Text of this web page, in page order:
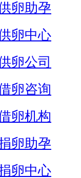
卵助孕
卵中心
卵公司
卵咨询
卵机构
卵助孕
卵中心